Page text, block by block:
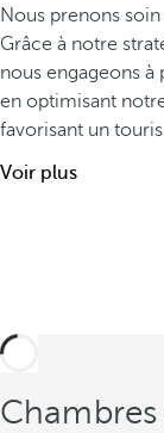
Nous prenons
Grâce à notre
nous engageons
en optimisant
favorisant un
Voir plus